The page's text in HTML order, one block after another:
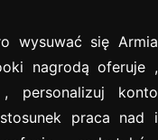
wysuwać się Armia
nagrodą oferuje ,
personalizuj konto
praca nad i